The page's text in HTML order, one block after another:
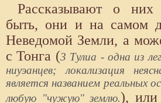
Рассказывают о них
быть, они и на самом
Неведомой Земли, а
с Тонга (3 Тулиа - одна из
ниуэанцев; локализация
является названием реальных
любую "чужую" землю.), или